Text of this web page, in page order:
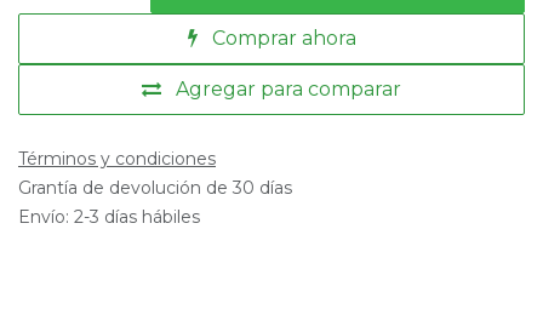
Comprar ahora
Agregar para comparar
Términos y condiciones
Grantía de devolución de 30 días
Envío: 2-3 días hábiles